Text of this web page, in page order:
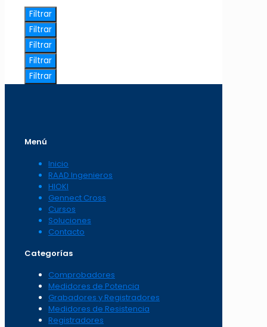
Filtrar
Filtrar
Filtrar
Filtrar
Filtrar
Menú
Inicio
RAAD Ingenieros
HIOKI
Gennect Cross
Cursos
Soluciones
Contacto
Categorías
Comprobadores
Medidores de Potencia
Grabadores y Registradores
Medidores de Resistencia
Registradores